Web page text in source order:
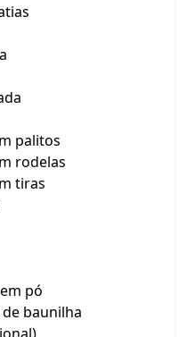
palitos
rodelas
tiras
pó
baunilha